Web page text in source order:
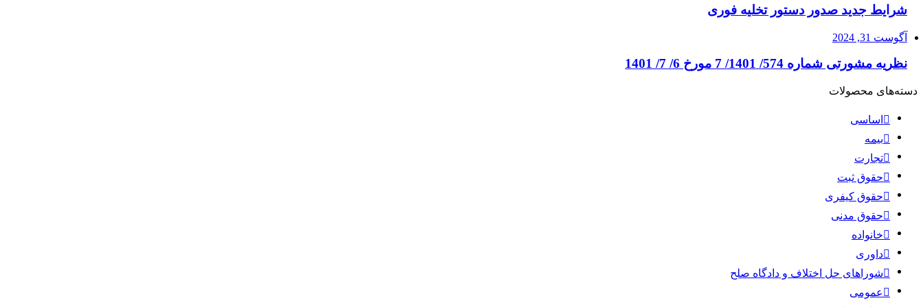
شرایط جدید صدور دستور تخلیه فوری
آگوست 31, 2024
نظریه مشورتی شماره 574/ 1401/ 7 مورخ 6/ 7/ 1401
دسته‌های محصولات
اساسی
بیمه
تجارت
حقوق ثبت
حقوق کیفری
حقوق مدنی
خانواده
داوری
شوراهای حل اختلاف و دادگاه صلح
عمومی